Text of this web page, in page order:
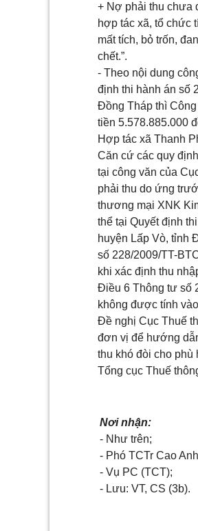
+ Nợ phải thu chưa
hợp tác xã, tổ chức
mất tích, bỏ trốn,
chết.”.
- Theo nội dung
định thi hành án số
Đồng Tháp thì
tiền 5.578.885.000
Hợp tác xã Thanh
Căn cứ các quy
tại công văn của
phải thu do ứng
thương mại XNK
thể tại Quyết định
huyện Lấp Vò, tỉnh
số 228/2009/TT-
khi xác định thu
Điều 6 Thông tư số
không được tính
Đề nghị Cục Thuế
đơn vị để hướng
thu khó đòi cho phù
Tổng cục Thuế
Nơi nhận:
- Như trên;
- Phó TCTr Cao
- Vụ PC (TCT);
- Lưu: VT, CS (3b).